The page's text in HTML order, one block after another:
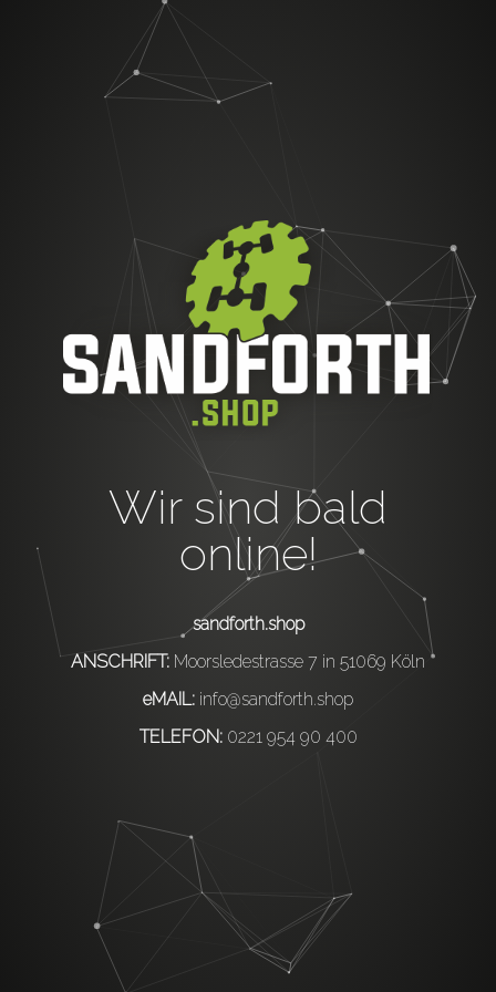
Wir sind bald
online!
sandforth.shop
ANSCHRIFT: Moorsledestrasse 7 in 51069 Köln
eMAIL: info@sandforth.shop
TELEFON: 0221 954 90 400